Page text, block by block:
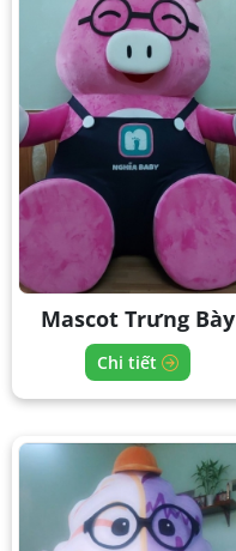
Mascot Trưng Bày
Chi tiết